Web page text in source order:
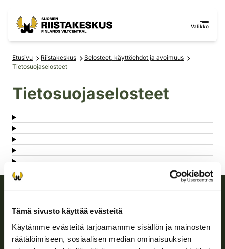
Tämä sivusto käyttää evästeitä
Käytämme evästeitä tarjoamamme sisällön ja mainosten
räätälöimiseen, sosiaalisen median ominaisuuksien
Valikko
Etusivu Riistakeskus
Selosteet, käyttöehdot ja avoimuus
Tietosuojaselosteet
Tietosuojaselosteet
Suomen riistakeskus
Suomen riistakeskus edistää kestävää riistataloutta, tukee
riistanhoitoyhdistysten toimintaa ja huolehtii riistapolitiikan